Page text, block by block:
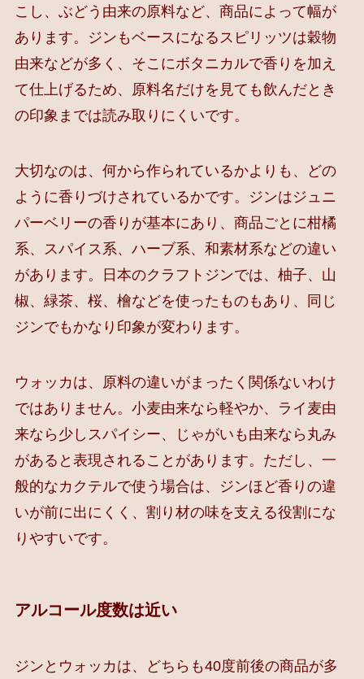
こし、ぶどう由来の原料など、商品によって幅が
あります。ジンもベースになるスピリッツは穀物
由来などが多く、そこにボタニカルで香りを加え
て仕上げるため、原料名だけを見ても飲んだとき
の印象までは読み取りにくいです。
大切なのは、何から作られているかよりも、どの
ように香りづけされているかです。ジンはジュニ
パーベリーの香りが基本にあり、商品ごとに柑橘
系、スパイス系、ハーブ系、和素材系などの違い
があります。日本のクラフトジンでは、柚子、山
椒、緑茶、桜、檜などを使ったものもあり、同じ
ジンでもかなり印象が変わります。
ウォッカは、原料の違いがまったく関係ないわけ
ではありません。小麦由来なら軽やか、ライ麦由
来なら少しスパイシー、じゃがいも由来なら丸み
があると表現されることがあります。ただし、一
般的なカクテルで使う場合は、ジンほど香りの違
いが前に出にくく、割り材の味を支える役割にな
りやすいです。
アルコール度数は近い
ジンとウォッカは、どちらも40度前後の商品が多